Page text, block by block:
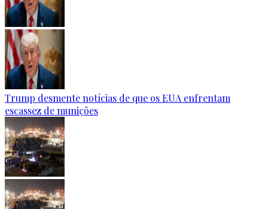
Trump desmente notícias de que os EUA enfrentam
escassez de munições